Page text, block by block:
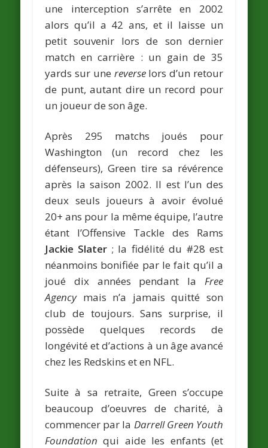
une interception s’arrête en 2002
alors qu’il a 42 ans, et il laisse un
petit souvenir lors de son dernier
match en carrière : un gain de 35
yards sur une reverselors d’un retour
de punt, autant dire un record pour
un joueur de son âge.
Après 295 matchs joués pour
Washington (un record chez les
défenseurs), Green tire sa révérence
après la saison 2002. Il est l’un des
deux seuls joueurs à avoir évolué
20+ ans pour la même équipe, l’autre
étant l’Offensive Tackle des Rams
Jackie Slater ; la fidélité du #28 est
néanmoins bonifiée par le fait qu’il a
joué dix années pendant la Free
Agencymais n’a jamais quitté son
club de toujours. Sans surprise, il
possède quelques records de
longévité et d’actions à un âge avancé
chez les Redskins et en NFL.
Suite à sa retraite, Green s’occupe
beaucoup d’oeuvres de charité, à
commencer par la Darrell Green Youth
Foundation qui aide les enfants (et